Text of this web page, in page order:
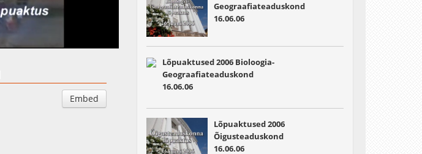
Embed
Geograafiateaduskond
16.06.06
Lõpuaktused 2006 Bioloogia-
Geograafiateaduskond
16.06.06
Lõpuaktused 2006
Õigusteaduskond
16.06.06